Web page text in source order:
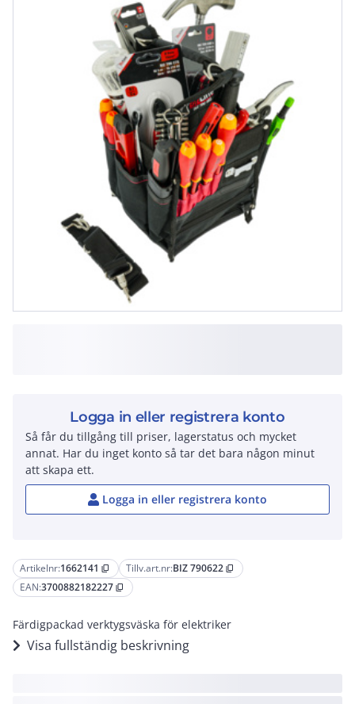
Artikelnr:1662141 content_copy Tillv.art.nr:BIZ 790622 content_copy
EAN:3700882182227 content_copy
Färdigpackad verktygsväska för elektriker
Visa fullständig beskrivning
Logga in eller registrera konto
Så får du tillgång till priser, lagerstatus och mycket
annat. Har du inget konto så tar det bara någon minut
att skapa ett.
Logga in eller registrera konto